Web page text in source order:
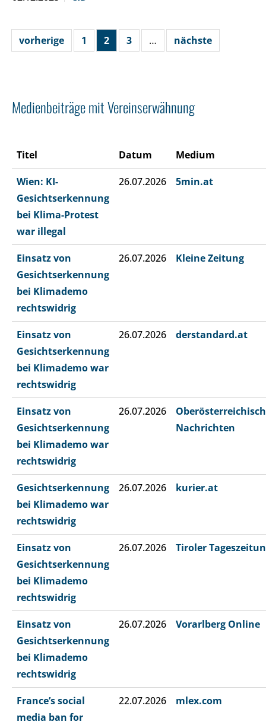
vorherige 1 2 3 … nächste
Medienbeiträge mit Vereinserwähnung
Titel Datum Medium
Wien: KI-
Gesichtserkennung
bei Klima-Protest
war illegal
26.07.2026 5min.at
Einsatz von
Gesichtserkennung
bei Klimademo
rechtswidrig
26.07.2026 Kleine Zeitung
Einsatz von
Gesichtserkennung
bei Klimademo war
rechtswidrig
26.07.2026 derstandard.at
Einsatz von
Gesichtserkennung
bei Klimademo war
rechtswidrig
26.07.2026
Nachrichten
Gesichtserkennung
bei Klimademo war
rechtswidrig
26.07.2026 kurier.at
Einsatz von
Gesichtserkennung
bei Klimademo
rechtswidrig
26.07.2026 Tiroler
Einsatz von
Gesichtserkennung
bei Klimademo
rechtswidrig
26.07.2026 Vorarlberg Online
France’s social
media ban for
22.07.2026 mlex.com